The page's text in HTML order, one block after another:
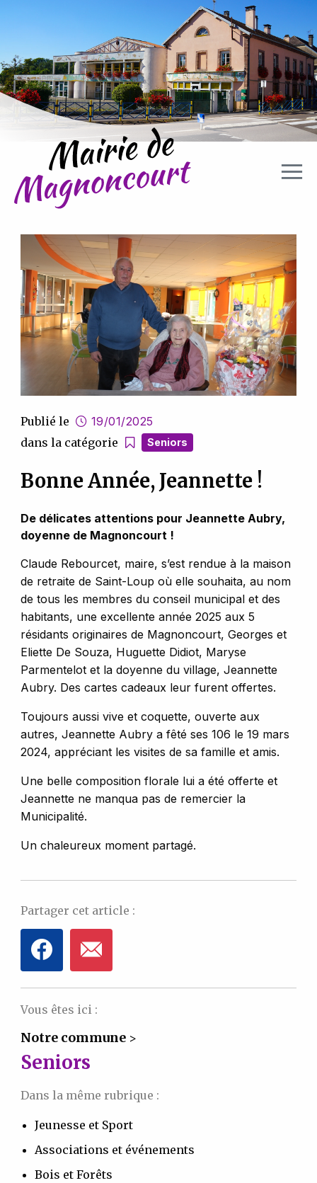
Publié le
19/01/2025
dans la catégorie
Seniors
Bonne Année, Jeannette !
De délicates attentions pour Jeannette Aubry,
doyenne de Magnoncourt !
Claude Rebourcet, maire, s’est rendue à la maison
de retraite de Saint-Loup où elle souhaita, au nom
de tous les membres du conseil municipal et des
habitants, une excellente année 2025 aux 5
résidants originaires de Magnoncourt, Georges et
Eliette De Souza, Huguette Didiot, Maryse
Parmentelot et la doyenne du village, Jeannette
Aubry. Des cartes cadeaux leur furent offertes.
Toujours aussi vive et coquette, ouverte aux
autres, Jeannette Aubry a fêté ses 106 le 19 mars
2024, appréciant les visites de sa famille et amis.
Une belle composition florale lui a été offerte et
Jeannette ne manqua pas de remercier la
Municipalité.
Un chaleureux moment partagé.
Partager cet article :
Vous êtes ici :
Notre commune>
Seniors
Dans la même rubrique :
Jeunesse et Sport
Associations et événements
Bois et Forêts